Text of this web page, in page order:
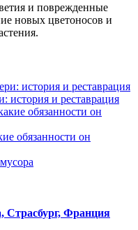
и поврежденные
новых цветоносов и
история и реставрация
обязанности он
Страсбург, Франция